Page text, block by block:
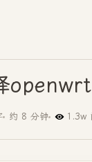
openwrt
约 8 分钟 1.3w